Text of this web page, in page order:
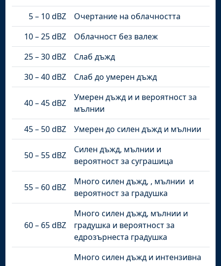
5 – 10 dBZ
Очертание на облачността
10 – 25 dBZ
Облачност без валеж
25 – 30 dBZ
Слаб дъжд
30 – 40 dBZ
Слаб до умерен дъжд
40 – 45 dBZ
Умерен дъжд и и вероятност за
мълнии
45 – 50 dBZ
Умерен до силен дъжд и мълнии
50 – 55 dBZ
Силен дъжд, мълнии и
вероятност за суграшица
55 – 60 dBZ
Много силен дъжд, , мълнии и
вероятност за градушка
60 – 65 dBZ
Много силен дъжд, мълнии и
градушка и вероятност за
едрозърнеста градушка
Много силен дъжд и интензивна